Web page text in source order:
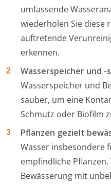
umfassende
wiederholen Sie diese
auftretende
erkennen.
Wasserspeicher und
Wasserspeicher und
sauber, um eine
Schmutz oder Biofilm
Pflanzen gezielt
Wasser insbesondere
empfindliche
Bewässerung mit